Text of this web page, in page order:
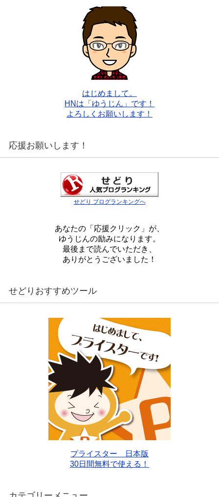
はじめまして。
HNは「ゆうじん」です！
よろしくお願いします！
応援お願いします！
せどり ブログランキングへ
あなたの「応援クリック」が、
ゆうじんの励みになります。
最後まで読んでいただき、
ありがとうございました！
せどりおすすめツール
プライスター 日本版
30日間無料で使える！